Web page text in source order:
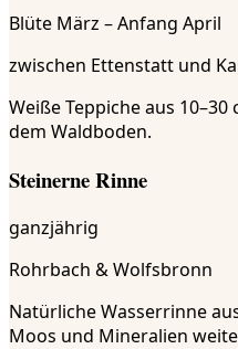
Blüte März – Anfang April
zwischen Ettenstatt und
Weiße Teppiche aus
dem Waldboden.
Steinerne Rinne
ganzjährig
Rohrbach & Wolfsbronn
Natürliche Wasserrinne
Moos und Mineralien